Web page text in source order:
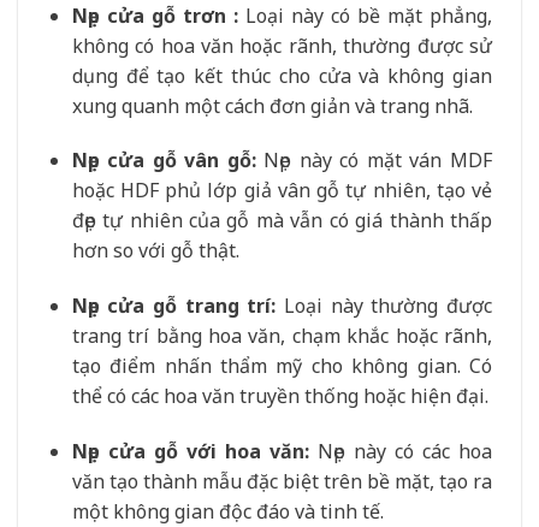
Nẹp cửa gỗ trơn : Loại này có bề mặt phẳng,
không có hoa văn hoặc rãnh, thường được sử
dụng để tạo kết thúc cho cửa và không gian
xung quanh một cách đơn giản và trang nhã.
Nẹp cửa gỗ vân gỗ:Nẹp này có mặt ván MDF
hoặc HDF phủ lớp giả vân gỗ tự nhiên, tạo vẻ
đẹp tự nhiên của gỗ mà vẫn có giá thành thấp
hơn so với gỗ thật.
Nẹp cửa gỗ trang trí: Loại này thường được
trang trí bằng hoa văn, chạm khắc hoặc rãnh,
tạo điểm nhấn thẩm mỹ cho không gian. Có
thể có các hoa văn truyền thống hoặc hiện đại.
Nẹp cửa gỗ với hoa văn:Nẹp này có các hoa
văn tạo thành mẫu đặc biệt trên bề mặt, tạo ra
một không gian độc đáo và tinh tế.